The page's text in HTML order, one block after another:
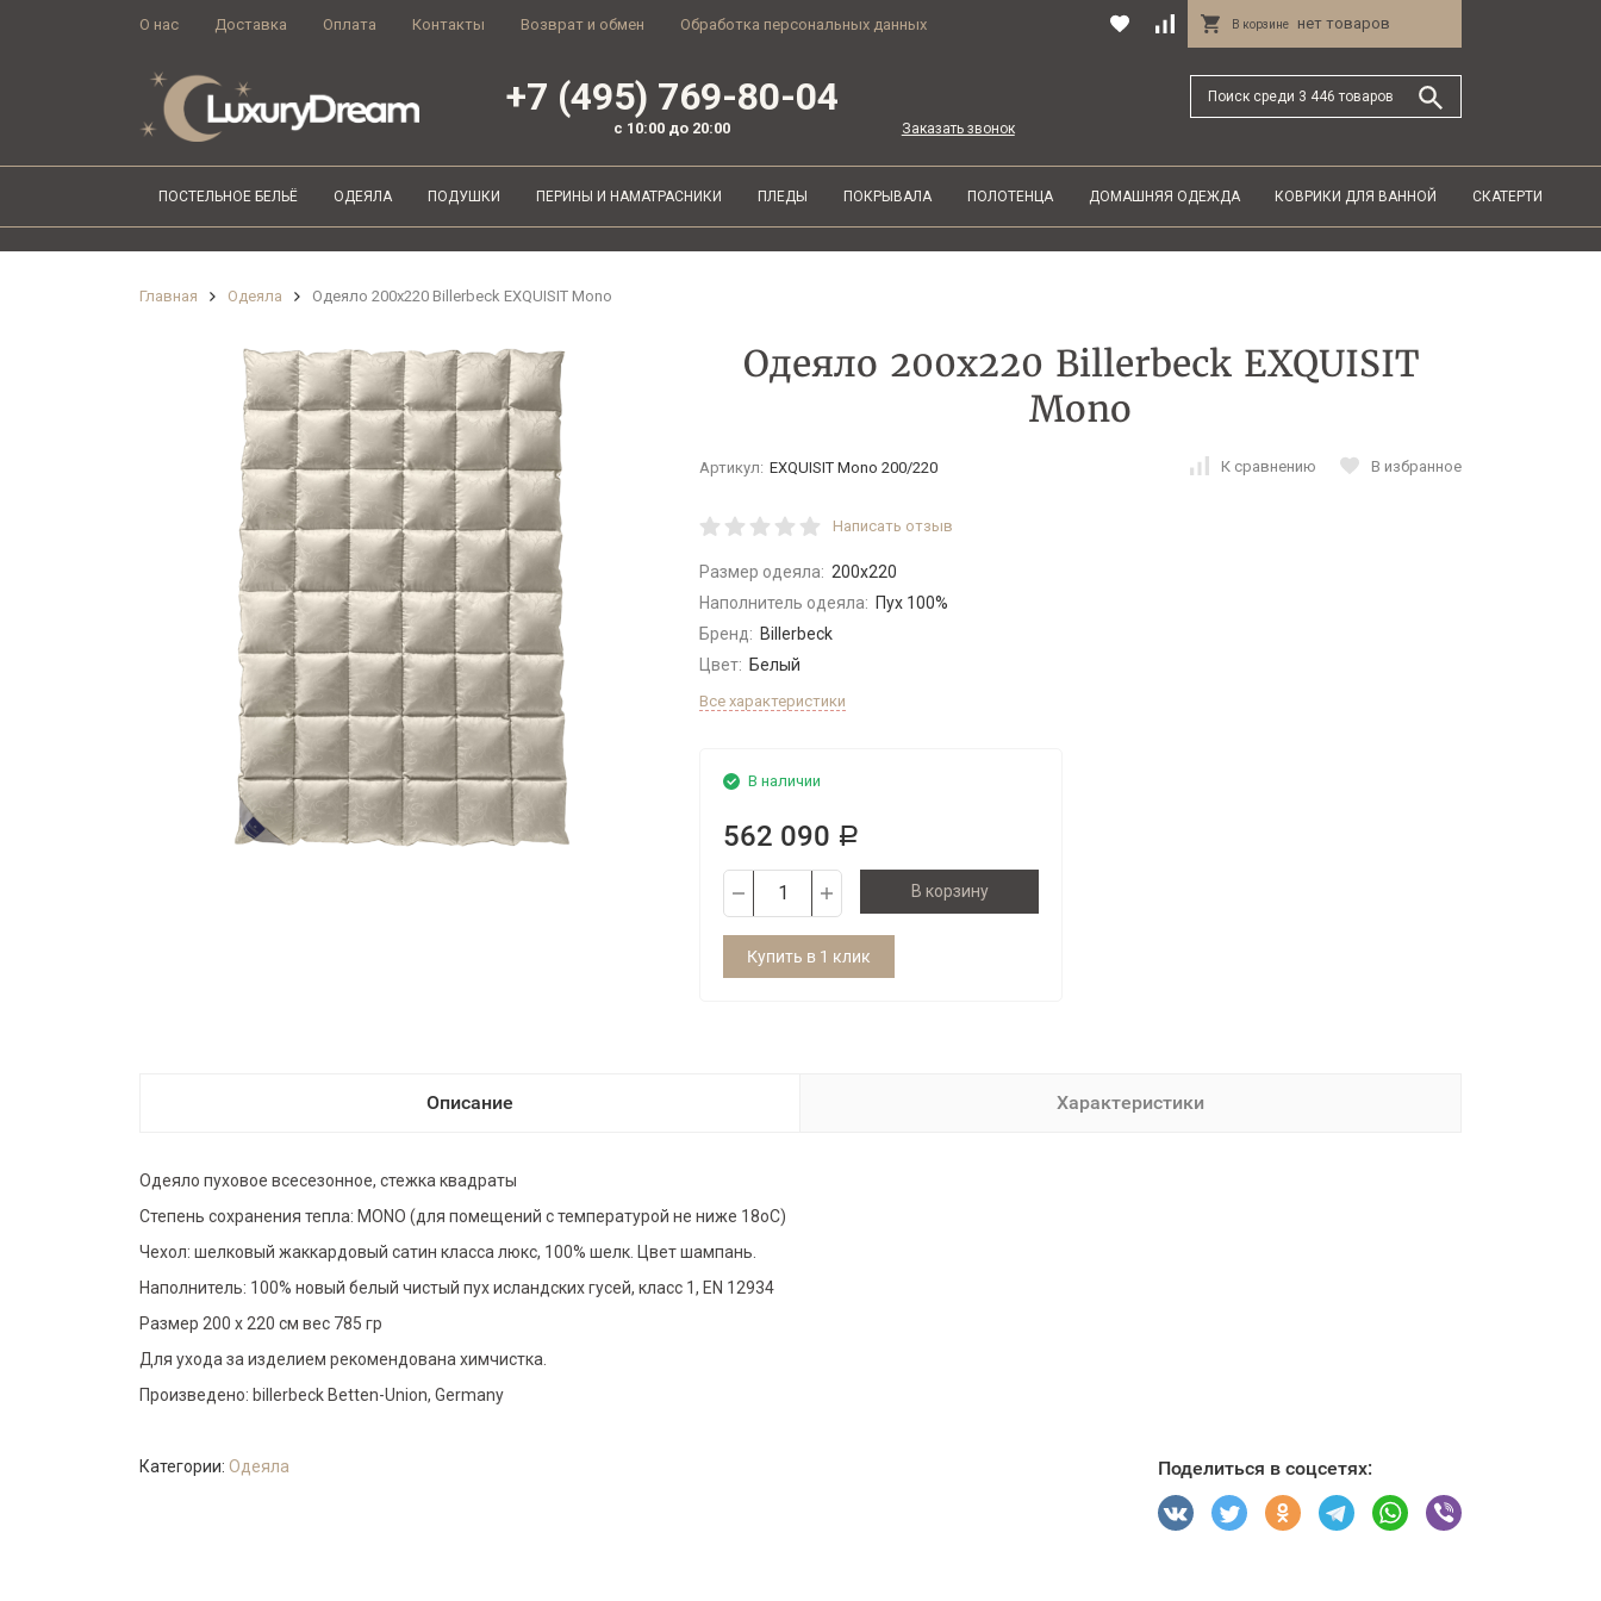
О нас Доставка Оплата Контакты Возврат и обмен Обработка персональных данных В корзине нет товаров
+7 (495) 769-80-04
с 10:00 до 20:00 Заказать звонок
ПОСТЕЛЬНОЕ БЕЛЬЁ ОДЕЯЛА ПОДУШКИ ПЕРИНЫ И НАМАТРАСНИКИ ПЛЕДЫ ПОКРЫВАЛА ПОЛОТЕНЦА ДОМАШНЯЯ ОДЕЖДА КОВРИКИ ДЛЯ ВАННОЙ СКАТЕРТИ
Главная Одеяла Одеяло 200х220 Billerbeck EXQUISIT Mono
Одеяло 200х220 Billerbeck EXQUISIT
Mono
Артикул: EXQUISIT Mono 200/220 К сравнению В избранное
Написать отзыв
Размер одеяла: 200x220
Наполнитель одеяла: Пух 100%
Бренд: Billerbeck
Цвет: Белый
Все характеристики
В наличии
562 090 Р
В корзину
Купить в 1 клик
Описание Характеристики
Одеяло пуховое всесезонное, стежка квадраты
Степень сохранения тепла: MONO (для помещений с температурой не ниже 18оС)
Чехол: шелковый жаккардовый сатин класса люкс, 100% шелк. Цвет шампань.
Наполнитель: 100% новый белый чистый пух исландских гусей, класс 1, EN 12934
Размер 200 х 220 см вес 785 гр
Для ухода за изделием рекомендована химчистка.
Произведено: billerbeck Betten-Union, Germany
Категории: Одеяла Поделиться в соцсетях: